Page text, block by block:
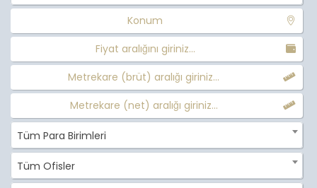
Konum
Fiyat aralığını giriniz...
Metrekare (brüt) aralığı giriniz...
Metrekare (net) aralığı giriniz...
Tüm Para Birimleri
Tüm Ofisler